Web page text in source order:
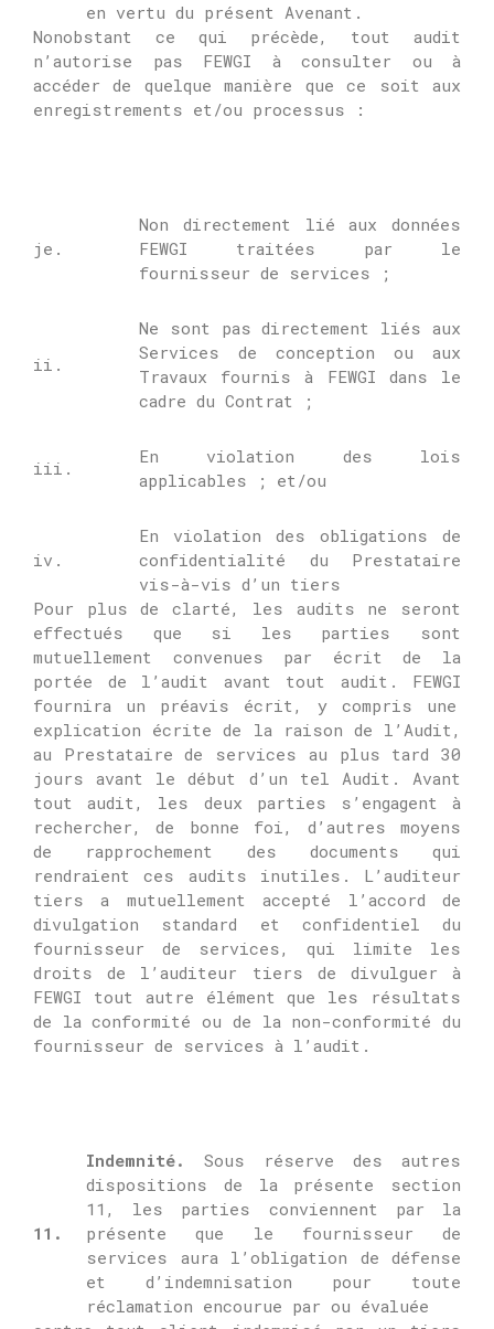
en vertu du présent Avenant.
Nonobstant ce qui précède, tout audit
n’autorise pas FEWGI à consulter ou à
accéder de quelque manière que ce soit aux
enregistrements et/ou processus :
je.
Non directement lié aux données
FEWGI traitées par le
fournisseur de services ;
ii.
Ne sont pas directement liés aux
Services de conception ou aux
Travaux fournis à FEWGI dans le
cadre du Contrat ;
iii.
En violation des lois
applicables ; et/ou
iv.
En violation des obligations de
confidentialité du Prestataire
vis-à-vis d’un tiers
Pour plus de clarté, les audits ne seront
effectués que si les parties sont
mutuellement convenues par écrit de la
portée de l’audit avant tout audit. FEWGI
fournira un préavis écrit, y compris une
explication écrite de la raison de l’Audit,
au Prestataire de services au plus tard 30
jours avant le début d’un tel Audit. Avant
tout audit, les deux parties s’engagent à
rechercher, de bonne foi, d’autres moyens
de rapprochement des documents qui
rendraient ces audits inutiles. L’auditeur
tiers a mutuellement accepté l’accord de
divulgation standard et confidentiel du
fournisseur de services, qui limite les
droits de l’auditeur tiers de divulguer à
FEWGI tout autre élément que les résultats
de la conformité ou de la non-conformité du
fournisseur de services à l’audit.
11.
Indemnité. Sous réserve des autres
dispositions de la présente section
11, les parties conviennent par la
présente que le fournisseur de
services aura l’obligation de défense
et d’indemnisation pour toute
réclamation encourue par ou évaluée